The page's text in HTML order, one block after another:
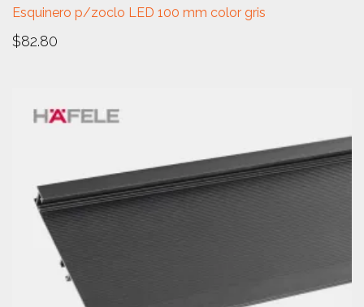
Esquinero p/zoclo LED 100 mm color gris
$82.80